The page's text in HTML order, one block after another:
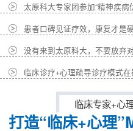
太原科大专家团参加“精神疾病
患者口碑见证疗效，康复才是
没有来到太原科大，不要放弃
临床诊疗+心理疏导诊疗模式
临床专家+心
打造“临床+心理